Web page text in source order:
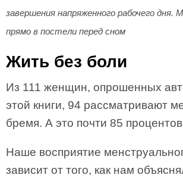
завершения напряженного рабочего дня.
прямо в постели перед сном
Жить без боли
Из 111 женщин, опрошенных
этой книги, 94 рассматривают
бремя. А это почти 85
Наше восприятие
зависит от того, как нам